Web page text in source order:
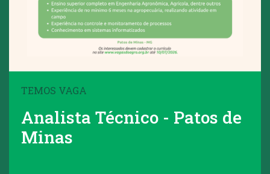
TEMOS VAGA
Analista Técnico - Patos de
Minas